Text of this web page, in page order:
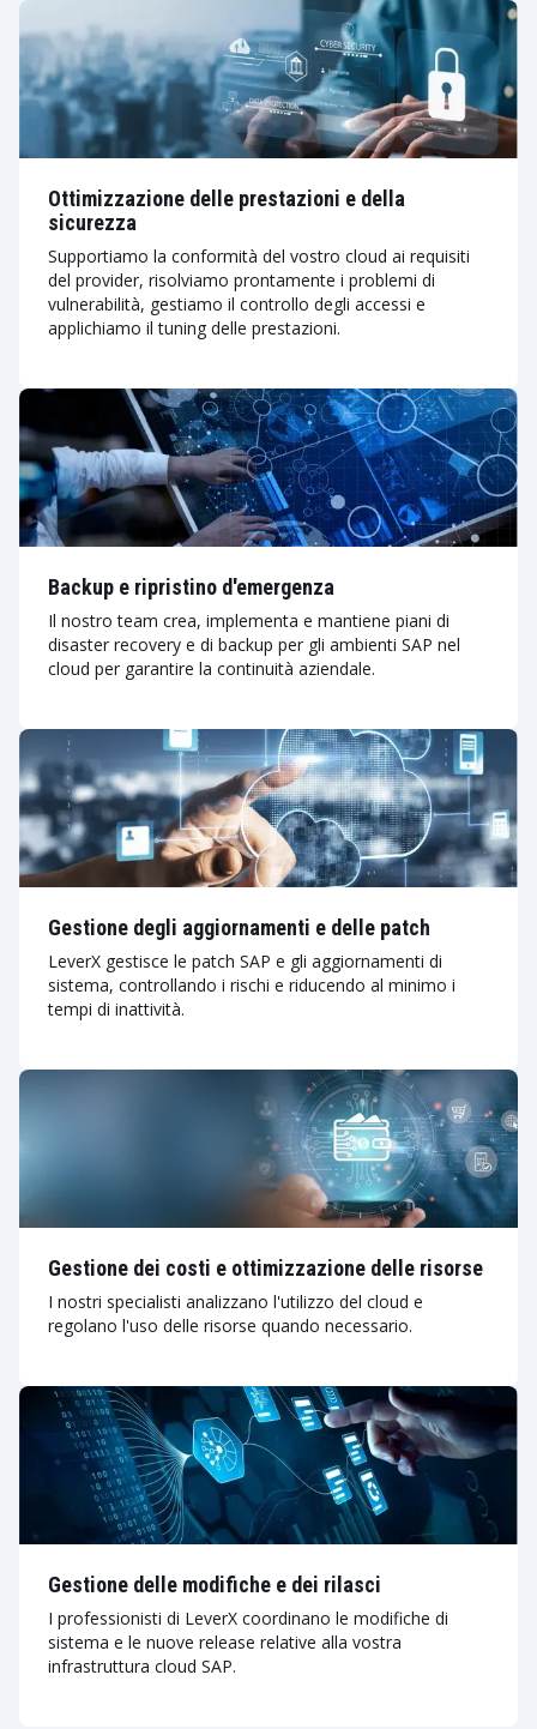
Ottimizzazione delle prestazioni e della
sicurezza
Supportiamo la conformità del vostro cloud ai requisiti
del provider, risolviamo prontamente i problemi di
vulnerabilità, gestiamo il controllo degli accessi e
applichiamo il tuning delle prestazioni.
Backup e ripristino d'emergenza
Il nostro team crea, implementa e mantiene piani di
disaster recovery e di backup per gli ambienti SAP nel
cloud per garantire la continuità aziendale.
Gestione degli aggiornamenti e delle patch
LeverX gestisce le patch SAP e gli aggiornamenti di
sistema, controllando i rischi e riducendo al minimo i
tempi di inattività.
Gestione dei costi e ottimizzazione delle risorse
I nostri specialisti analizzano l'utilizzo del cloud e
regolano l'uso delle risorse quando necessario.
Gestione delle modifiche e dei rilasci
I professionisti di LeverX coordinano le modifiche di
sistema e le nuove release relative alla vostra
infrastruttura cloud SAP.